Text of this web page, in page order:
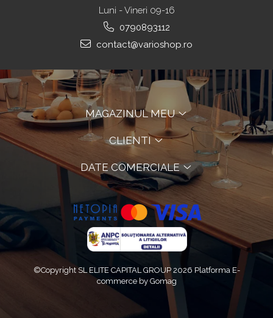
Luni - Vineri 09-16
0790893112
contact@varioshop.ro
MAGAZINUL MEU
CLIENTI
DATE COMERCIALE
©Copyright SL ELITE CAPITAL GROUP 2026 Platforma E-
commerce by Gomag